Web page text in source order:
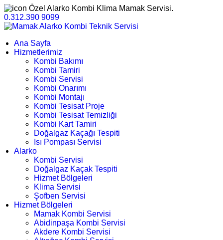
Özel Alarko Kombi Klima Mamak Servisi.
0.312.390 9099
Ana Sayfa
Hizmetlerimiz
Kombi Bakımı
Kombi Tamiri
Kombi Servisi
Kombi Onarımı
Kombi Montajı
Kombi Tesisat Proje
Kombi Tesisat Temizliği
Kombi Kart Tamiri
Doğalgaz Kaçağı Tespiti
Isı Pompası Servisi
Alarko
Kombi Servisi
Doğalgaz Kaçak Tespiti
Hizmet Bölgeleri
Klima Servisi
Şofben Servisi
Hizmet Bölgeleri
Mamak Kombi Servisi
Abidinpaşa Kombi Servisi
Akdere Kombi Servisi